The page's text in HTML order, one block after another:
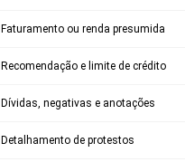
Faturamento ou renda presumida
Recomendação e limite de crédito
Dívidas, negativas e anotações
Detalhamento de protestos